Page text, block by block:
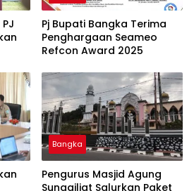
Pj Bupati Bangka Terima
Penghargaan Seameo
Refcon Award 2025
Bangka
Pengurus Masjid Agung
Sungailiat Salurkan Paket